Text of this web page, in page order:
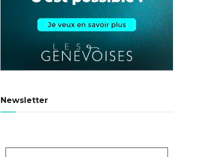
Newsletter